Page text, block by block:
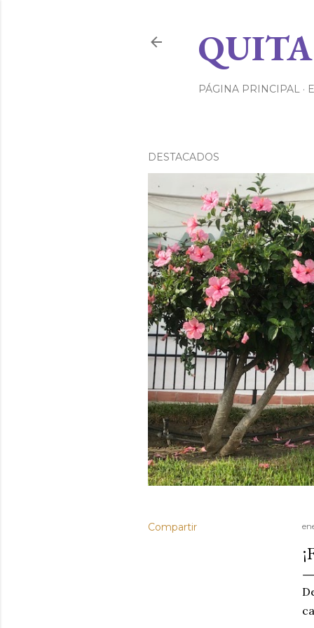
PÁGINA PRINCIPAL
DESTACADOS
Compartir